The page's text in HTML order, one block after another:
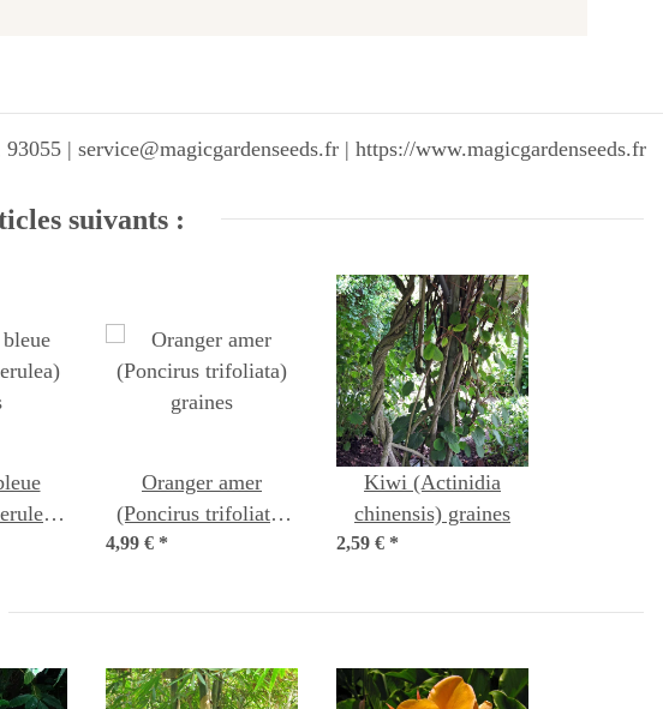
| service@magicgardenseeds.fr | https://www.magicgardenseeds.fr
suivants :
Oranger amer
(Poncirus trifoliata)
4,99 € *
Kiwi (Actinidia
chinensis) graines
2,59 € *